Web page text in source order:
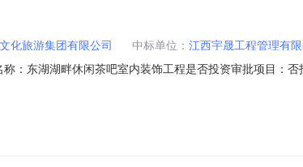
化旅游集团有限公司 中标单位： 江西宇晟工程管理有
：东湖湖畔休闲茶吧室内装饰工程是否投资审批项目：否
案时间：5（个工作日）选取中介方式：邀请直选+竞价